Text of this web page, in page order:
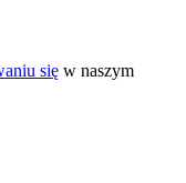
się w naszym